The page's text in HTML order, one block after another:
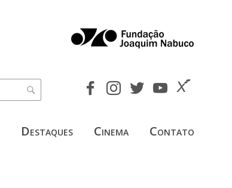
Destaques Cinema Contato